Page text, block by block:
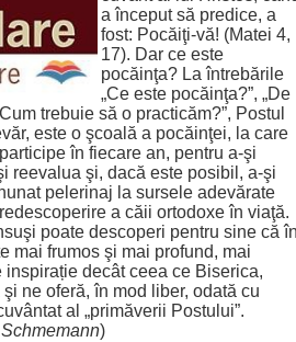
a început să predice, a
fost: Pocăiţi-vă! (Matei 4,
17). Dar ce este
pocăinţa? La întrebările
„Ce este pocăinţa?”, „De
trebuie să o practicăm?”, Postul
este o şcoală a pocăinţei, la care
în fiecare an, pentru a‑şi
reevalua şi, dacă este posibil, a‑şi
pelerinaj la sursele adevărate
a căii ortodoxe în viaţă.
poate descoperi pentru sine că
mai frumos şi mai profund, mai
decât ceea ce Biserica,
ne oferă, în mod liber, odată cu
al „primăverii Postului”.
)